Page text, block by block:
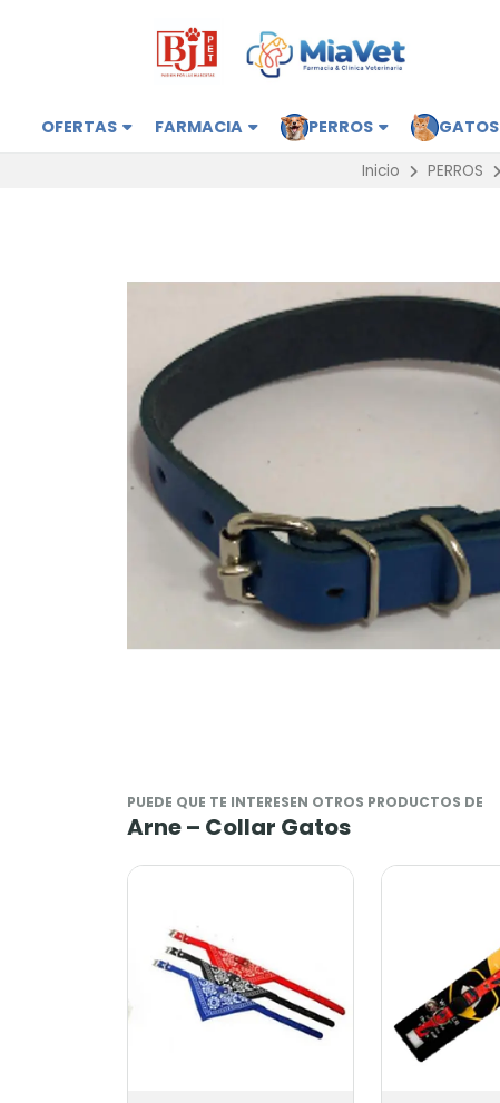
OFERTAS FARMACIA PERROS GATOS
Inicio PERROS
PUEDE QUE TE INTERESEN OTROS PRODUCTOS DE
Arne – Collar Gatos